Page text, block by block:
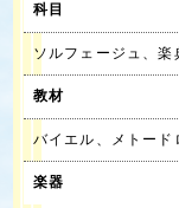
科目
ソルフェージュ、楽
教材
バイエル、メトード
楽器